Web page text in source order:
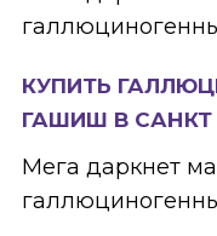
КУПИТЬ
ГАШИШ В САНКТ
Мега даркнет